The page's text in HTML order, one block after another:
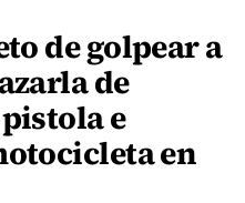
de golpear a
de
e
en